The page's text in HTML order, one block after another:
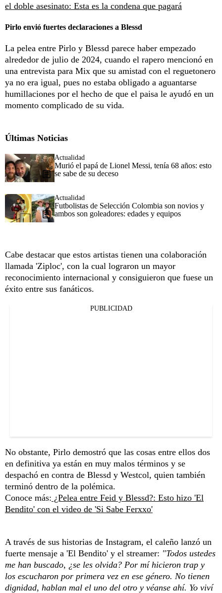
el doble asesinato: Esta es la condena que pagará
Pirlo envió fuertes declaraciones a Blessd
La pelea entre Pirlo y Blessd parece haber empezado
alrededor de julio de 2024, cuando el rapero mencionó en
una entrevista para Mix que su amistad con el reguetonero
ya no era igual, pues no estaba obligado a aguantarse
humillaciones por el hecho de que el paisa le ayudó en un
momento complicado de su vida.
Últimas Noticias
Actualidad
Murió el papá de Lionel Messi, tenía 68 años: esto
se sabe de su deceso
Actualidad
Futbolistas de Selección Colombia son novios y
ambos son goleadores: edades y equipos
Cabe destacar que estos artistas tienen una colaboración
llamada 'Ziploc', con la cual lograron un mayor
reconocimiento internacional y consiguieron que fuese un
éxito entre sus fanáticos.
PUBLICIDAD
No obstante, Pirlo demostró que las cosas entre ellos dos
en definitiva ya están en muy malos términos y se
despachó en contra de Blessd y Westcol, quien también
terminó dentro de la polémica.
Conoce más: ¿Pelea entre Feid y Blessd?: Esto hizo 'El
Bendito' con el video de 'Si Sabe Ferxxo'
A través de sus historias de Instagram, el caleño lanzó un
fuerte mensaje a 'El Bendito' y el streamer: "Todos ustedes
me han buscado, ¿se les olvida? Por mí hicieron trap y
los escucharon por primera vez en ese género. No tienen
dignidad, hablan mal el uno del otro y véanse ahí. Yo viví